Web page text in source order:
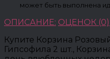
может быть выполнена
ОПИСАНИЕ: ОЦЕНОК (0)
Купите Корзина
Гипсофила 2 шт.,